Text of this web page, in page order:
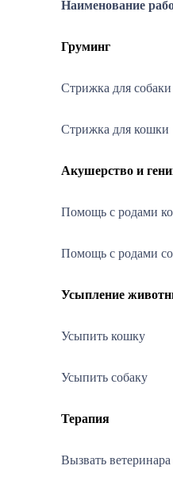
Наименование
Груминг
Стрижка для собаки
Стрижка для кошки
Акушерство и
Помощь с родами
Помощь с родами
Усыпление
Усыпить кошку
Усыпить собаку
Терапия
Вызвать